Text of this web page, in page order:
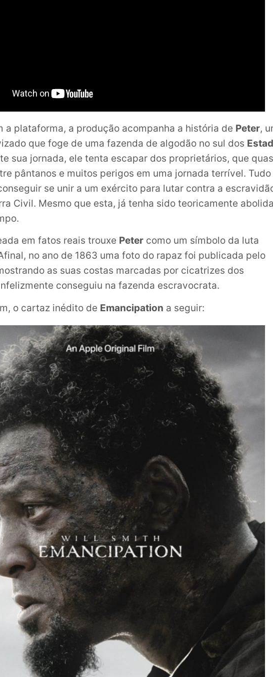
a plataforma, a produção acompanha a história de Peter,
que foge de uma fazenda de algodão no sul dos
sua jornada, ele tenta escapar dos proprietários, que
pântanos e muitos perigos em uma jornada terrível. Tudo
se unir a um exército para lutar contra a
Civil. Mesmo que esta, já tenha sido teoricamente abolida
em fatos reais trouxe Peter como um símbolo da luta
no ano de 1863 uma foto do rapaz foi publicada pelo
as suas costas marcadas por cicatrizes dos
conseguiu na fazenda escravocrata.
o cartaz inédito de Emancipation a seguir: